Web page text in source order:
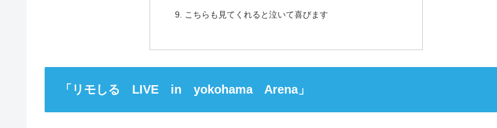
こちらも見てくれると泣いて喜びます
「リモしる LIVE in yokohama Arena」